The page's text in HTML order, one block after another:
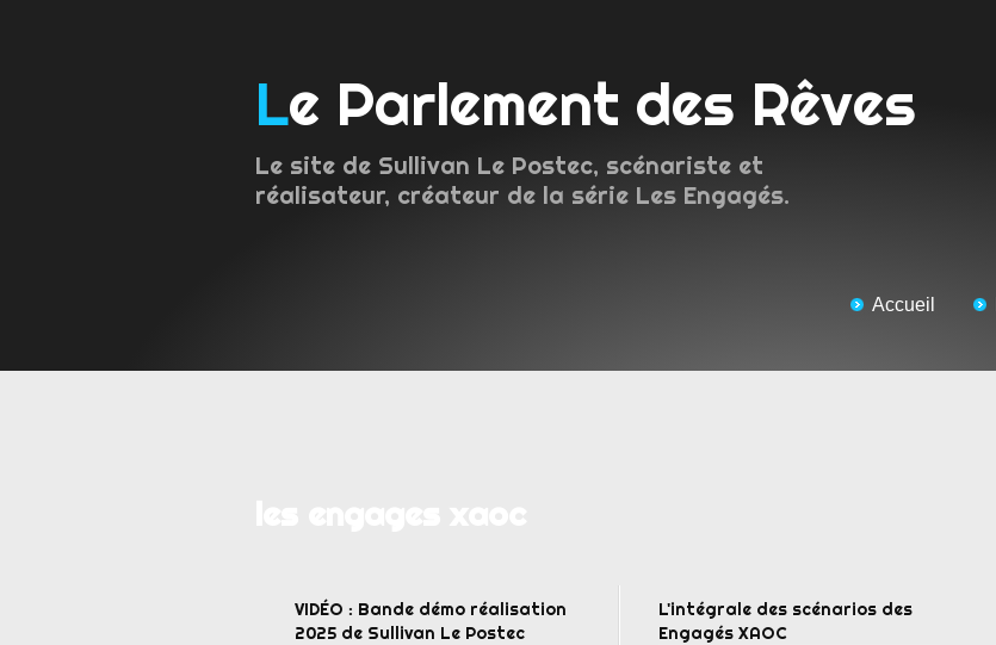
Le Parlement des Rêves
Le site de Sullivan Le Postec, scénariste et
réalisateur, créateur de la série Les Engagés.
Accueil
VIDÉO : Bande démo réalisation
2025 de Sullivan Le Postec
L'intégrale des scénarios des
Engagés XAOC